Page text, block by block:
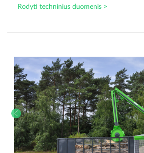
Rodyti techninius duomenis >